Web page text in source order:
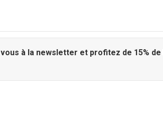
à la newsletter et profitez de 15% de